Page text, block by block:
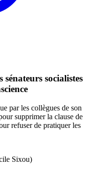
socialistes
par les collègues de son
supprimer la clause de
refuser de pratiquer les
Sixou)